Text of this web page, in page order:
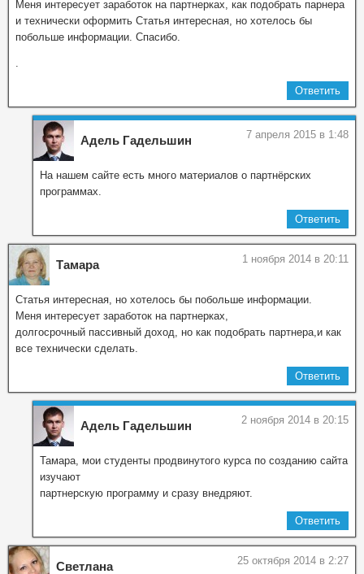
Меня интересует заработок на партнерках, как подобрать парнера
и технически оформить Статья интересная, но хотелось бы
побольше информации. Спасибо.
.
Ответить
Адель Гадельшин 7 апреля 2015 в 1:48
На нашем сайте есть много материалов о партнёрских
программах.
Ответить
Тамара 1 ноября 2014 в 20:11
Статья интересная, но хотелось бы побольше информации.
Меня интересует заработок на партнерках,
долгосрочный пассивный доход, но как подобрать партнера,и как
все технически сделать.
Ответить
Адель Гадельшин 2 ноября 2014 в 20:15
Тамара, мои студенты продвинутого курса по созданию сайта
изучают
партнерскую программу и сразу внедряют.
Ответить
Светлана 25 октября 2014 в 2:27